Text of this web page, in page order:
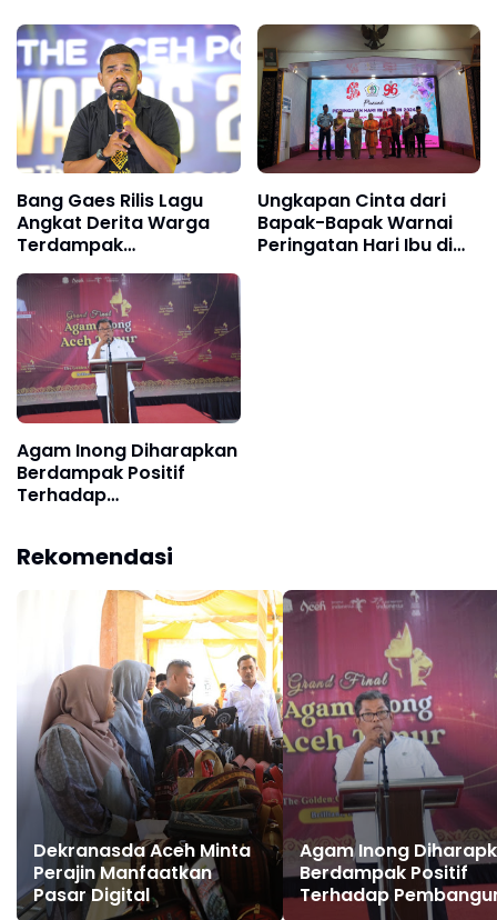
Bang Gaes Rilis Lagu
Angkat Derita Warga
Terdampak
Pencemaran Udara
Ungkapan Cinta dari
Bapak-Bapak Warnai
Peringatan Hari Ibu di
Agam Inong Diharapkan
Berdampak Positif
Terhadap
Rekomendasi
Dekranasda Aceh Minta
Perajin Manfaatkan
Pasar Digital
Agam Inong
Berdampak Positif
Terhadap